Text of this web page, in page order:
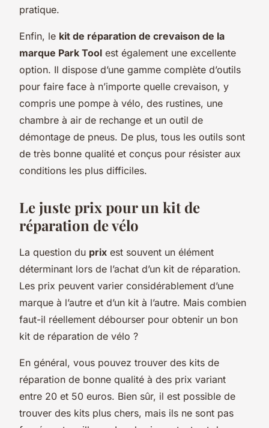
pratique.
Enfin, le kit de réparation de crevaison de la
marque Park Tool est également une excellente
option. Il dispose d’une gamme complète d’outils
pour faire face à n’importe quelle crevaison, y
compris une pompe à vélo, des rustines, une
chambre à air de rechange et un outil de
démontage de pneus. De plus, tous les outils sont
de très bonne qualité et conçus pour résister aux
conditions les plus difficiles.
Le juste prix pour un kit de
réparation de vélo
La question du prix est souvent un élément
déterminant lors de l’achat d’un kit de réparation.
Les prix peuvent varier considérablement d’une
marque à l’autre et d’un kit à l’autre. Mais combien
faut-il réellement débourser pour obtenir un bon
kit de réparation de vélo ?
En général, vous pouvez trouver des kits de
réparation de bonne qualité à des prix variant
entre 20 et 50 euros. Bien sûr, il est possible de
trouver des kits plus chers, mais ils ne sont pas